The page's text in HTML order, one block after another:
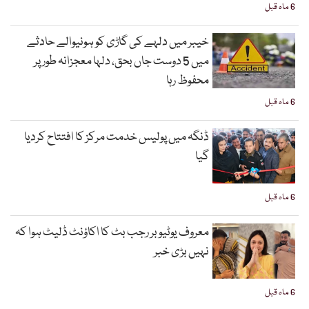
6 ماہ قبل
6 ماہ قبل
خیبر میں دلہے کی گاڑی کو ہونیوالے حادثے
میں 5 دوست جاں بحق، دلہا معجزانہ طور پر
محفوظ رہا
6 ماہ قبل
ڈنگہ میں پولیس خدمت مرکز کا افتتاح کردیا
گیا
6 ماہ قبل
معروف یوٹیوبر رجب بٹ کا اکاؤنٹ ڈلیٹ ہوا کہ
نہیں بڑی خبر